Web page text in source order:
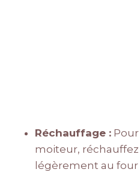
Réchauffage :
moiteur,
légèrement au